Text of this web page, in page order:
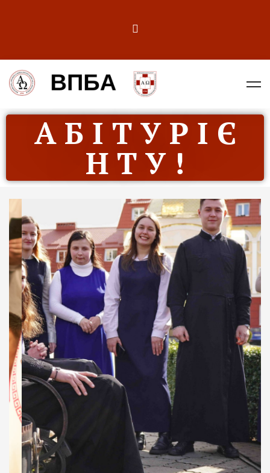
А Б І Т У Р І Є
Н Т У !
ДУХОВНО СИЛЬНІ!
ВПБА — спільнота, де
формується
покликання
Читати більше